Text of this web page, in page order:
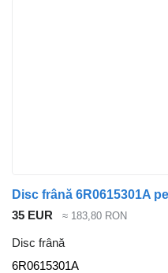
35 EUR ≈ 183,80 RON
Disc frână
6R0615301A